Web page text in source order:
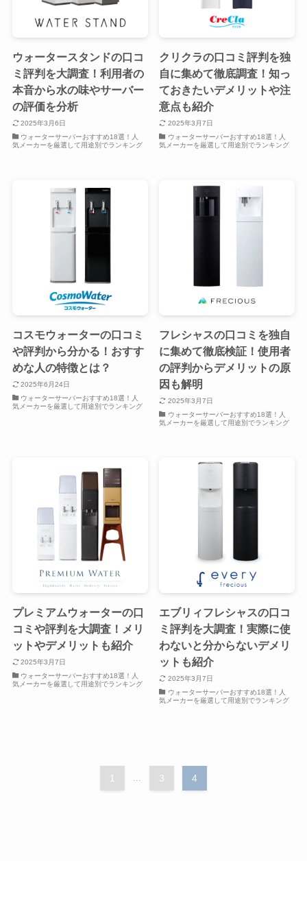
ウォータースタンドの口コ
ミ評判を大調査！利用者の
本音から水の味やサーバー
の評価を分析
2025年3月6日
ウォーターサーバーおすすめ18選！人
気メーカーを厳選して用途別でランキング
クリクラの口コミ評判を独
自に集めて徹底調査！知っ
ておきたいデメリットや注
意点も紹介
2025年3月7日
ウォーターサーバーおすすめ18選！人
気メーカーを厳選して用途別でランキング
コスモウォーターの口コミ
や評判から分かる！おすす
めな人の特徴とは？
2025年6月24日
ウォーターサーバーおすすめ18選！人
気メーカーを厳選して用途別でランキング
フレシャスの口コミを独自
に集めて徹底検証！使用者
の評判からデメリットの原
因も解明
2025年3月7日
ウォーターサーバーおすすめ18選！人
気メーカーを厳選して用途別でランキング
プレミアムウォーターの口
コミや評判を大調査！メリ
ットやデメリットも紹介
2025年3月7日
ウォーターサーバーおすすめ18選！人
気メーカーを厳選して用途別でランキング
エブリィフレシャスの口コ
ミ評判を大調査！実際に使
わないと分からないデメリ
ットも紹介
2025年3月7日
ウォーターサーバーおすすめ18選！人
気メーカーを厳選して用途別でランキング
1 ... 3 4